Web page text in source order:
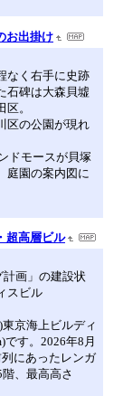
お出掛け
なく右手に史跡
石碑は大森貝墟
。
区の公園が現れ
ドモースが貝塚
庭園の案内図に
超高層ビル
計画」の建設状
スビル
京海上ビルディ
す。2026年8月
にあったレンガ
、最高高さ